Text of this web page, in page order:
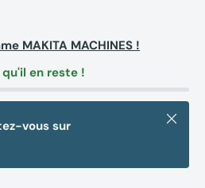
MAKITA MACHINES !
en reste !
vous sur
Fermer